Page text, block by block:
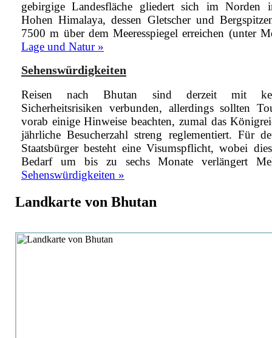
gebirgige Landesfläche gliedert sich im Norden
Hohen Himalaya, dessen Gletscher und
7500 m über dem Meeresspiegel erreichen (unter
Lage und Natur »
Sehenswürdigkeiten
Reisen nach Bhutan sind derzeit mit
Sicherheitsrisiken verbunden, allerdings sollten
vorab einige Hinweise beachten, zumal das
jährliche Besucherzahl streng reglementiert. Für
Staatsbürger besteht eine Visumspflicht, wobei
Bedarf um bis zu sechs Monate verlängert
Sehenswürdigkeiten »
Landkarte von Bhutan